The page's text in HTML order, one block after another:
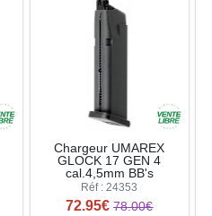
Chargeur UMAREX
GLOCK 17 GEN 4
cal.4,5mm BB's
Réf : 24353
72.95€ 78.00€